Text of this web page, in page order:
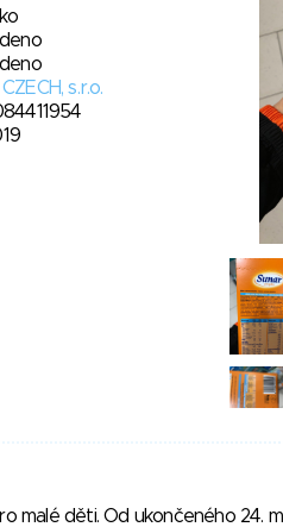
s.r.o.
malé děti. Od ukončeného 24.